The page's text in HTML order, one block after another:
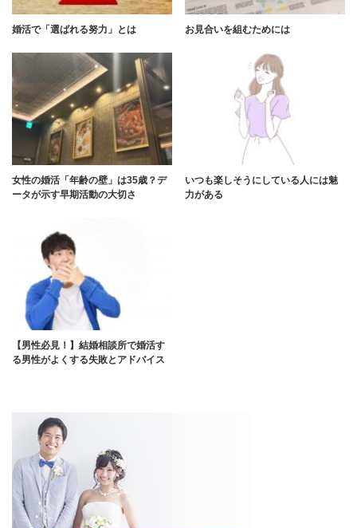
婚活で「選ばれる努力」とは お見合いを組むためには
女性の婚活「年齢の壁」は35歳？デ
ータが示す早期活動の大切さ
いつも楽しそうにしている人には魅
力がある
【男性必見！】結婚相談所で婚活す
る男性がよくする失敗とアドバイス